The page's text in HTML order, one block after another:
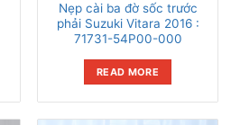
Nẹp cài ba đờ sốc trước
phải Suzuki Vitara 2016 :
71731-54P00-000
READ MORE